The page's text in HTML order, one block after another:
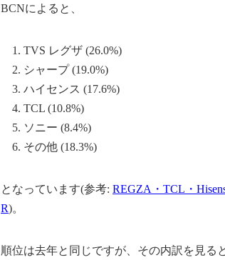
BCNによると、
TVS レグザ (26.0%)
シャープ (19.0%)
ハイセンス (17.6%)
TCL (10.8%)
ソニー (8.4%)
その他 (18.3%)
となっています(参考: REGZA・TCL・
R)。
順位は去年と同じですが、その内訳を見る